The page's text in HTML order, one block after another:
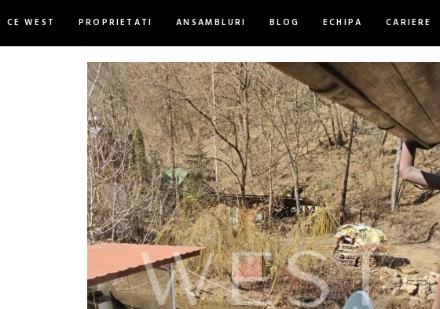
CE WEST PROPRIETATI ANSAMBLURI BLOG ECHIPA CARIERE